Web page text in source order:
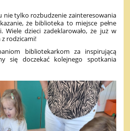
nie tylko rozbudzenie zainteresowania
że biblioteka to miejsce pełne
Wiele dzieci zadeklarowało, że już w
rodzicami!
bibliotekarkom za inspirującą
się doczekać kolejnego spotkania